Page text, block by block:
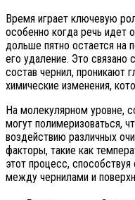
Время играет ключевую
особенно когда речь идет
дольше пятно остается на
его удаление. Это связано
состав чернил, проникают
химические изменения,
На молекулярном уровне,
могут полимеризоваться,
воздействию различных
факторы, такие как
этот процесс,
между чернилами и